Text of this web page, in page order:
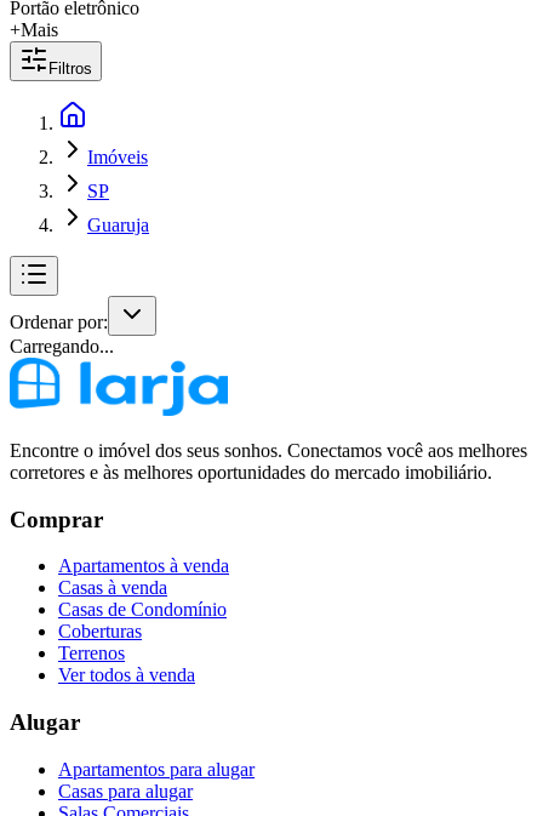
Portão eletrônico
+Mais
Filtros
Imóveis
SP
Guaruja
Ordenar por:
Carregando...
Encontre o imóvel dos seus sonhos. Conectamos você aos melhores
corretores e às melhores oportunidades do mercado imobiliário.
Comprar
Apartamentos à venda
Casas à venda
Casas de Condomínio
Coberturas
Terrenos
Ver todos à venda
Alugar
Apartamentos para alugar
Casas para alugar